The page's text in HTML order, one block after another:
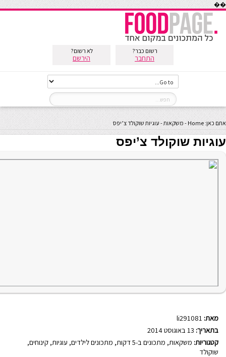
��
רשום כבר?
התחבר
לא רשום?
הירשם
אתם כאן: Home
- משקאות- עוגיות שוקולד צ’יפס
עוגיות שוקולד צ’יפס
מאת: li291081
בתאריך:
קטגוריות: משקאות, מתכונים ב-5 דקות , מתכונים לילדים, עוגיות, קינוחים,
שוקולד